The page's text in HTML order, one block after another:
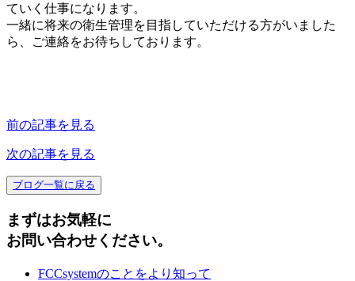
ていく仕事になります。
一緒に将来の衛生管理を目指していただける方がいました
ら、ご連絡をお待ちしております。
前の記事を見る
次の記事を見る
ブログ一覧に戻る
まずはお気軽に
お問い合わせください。
FCCsystemのことをより知って